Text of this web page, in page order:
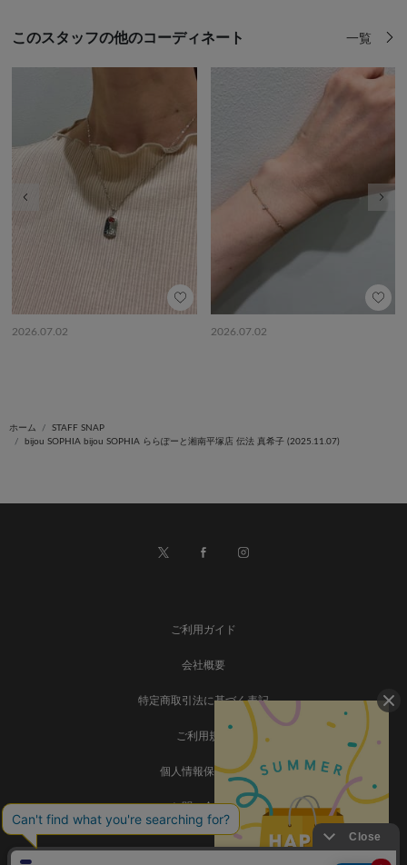
このスタッフの他のコーディネート 一覧
2026.07.02 2026.07.02
前の画像 次の
ホーム
STAFF SNAP
bijou SOPHIA bijou SOPHIA ららぽーと湘南平塚店 伝法 真希子 (2025.11.07)
ご利用ガイド
会社概要
特定商取引法に基づく表記
ご利用規約
個人情報保護方針
お問い合わせ
事業再構築